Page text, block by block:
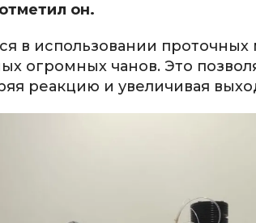
он.
в использовании
огромных чанов. Это
реакцию и увеличивая